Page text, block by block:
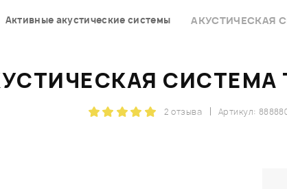
Активные акустические системы АКУСТИЧЕСКАЯ
СИСТЕМА
Артикул:
2 отзыва